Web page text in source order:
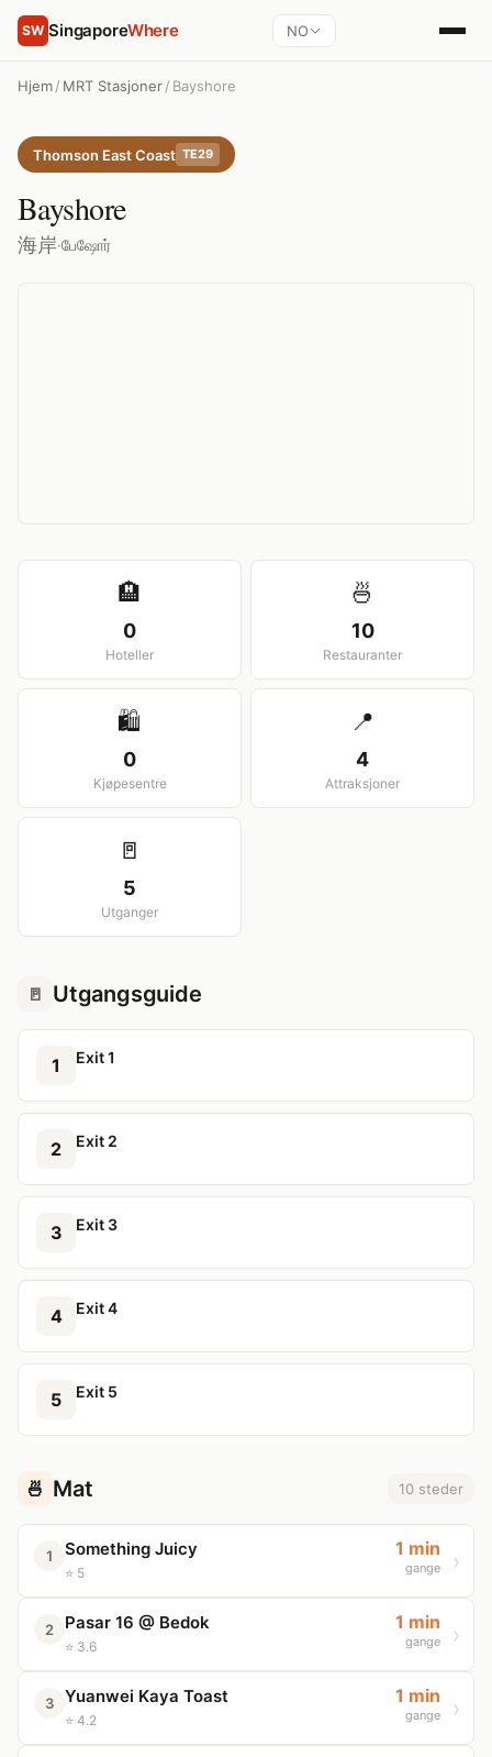
SW SingaporeWhere NO
Hjem/ MRT Stasjoner/ Bayshore
Thomson East Coast TE29
Bayshore
海岸·பேஷோர்
🏨
0
Hoteller
🍜
10
Restauranter
🛍️
0
Kjøpesentre
📍
4
Attraksjoner
🚪
5
Utganger
🚪 Utgangsguide
1 Exit 1
2 Exit 2
3 Exit 3
4 Exit 4
5 Exit 5
🍜 Mat 10 steder
1 Something Juicy
⭐ 5
1 min
gange
2 Pasar 16 @ Bedok
⭐ 3.6
1 min
gange
3 Yuanwei Kaya Toast
⭐ 4.2
1 min
gange